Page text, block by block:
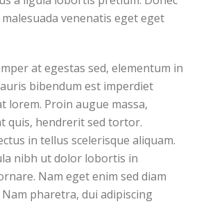
venenatis eget eget
at egestas sed, elementum in
bibendum est imperdiet
Proin augue massa,
quis, hendrerit sed tortor.
in tellus scelerisque aliquam.
nibh ut dolor lobortis in
Nam eget enim sed diam
pharetra, dui adipiscing